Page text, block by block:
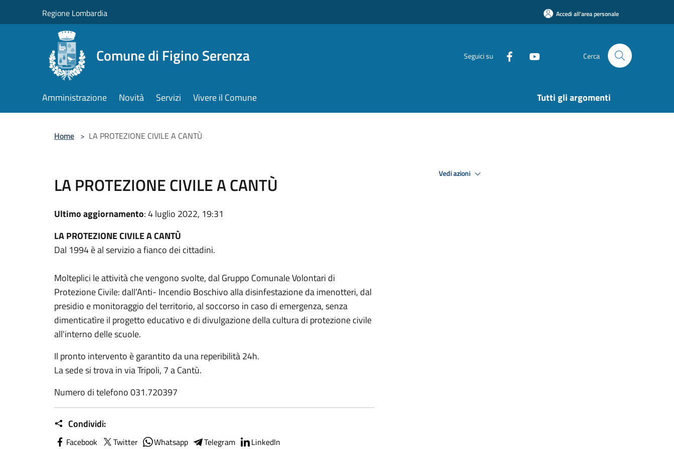
Regione Lombardia Accedi all'area personale
Comune di Figino Serenza Seguici su Cerca
Amministrazione Novità Servizi Vivere il Comune Tutti gli argomenti
Home > LA PROTEZIONE CIVILE A CANTÙ
LA PROTEZIONE CIVILE A CANTÙ
Ultimo aggiornamento: 4 luglio 2022, 19:31
LA PROTEZIONE CIVILE A CANTÙ
Dal 1994 è al servizio a fianco dei cittadini.
Molteplici le attività che vengono svolte, dal Gruppo Comunale Volontari di
Protezione Civile: dall’Anti- Incendio Boschivo alla disinfestazione da imenotteri, dal
presidio e monitoraggio del territorio, al soccorso in caso di emergenza, senza
dimenticatìre il progetto educativo e di divulgazione della cultura di protezione civile
all'interno delle scuole.
Il pronto intervento è garantito da una reperibilità 24h.
La sede si trova in via Tripoli, 7 a Cantù.
Numero di telefono 031.720397
Condividi:
Facebook Twitter Whatsapp Telegram LinkedIn
Vedi azioni